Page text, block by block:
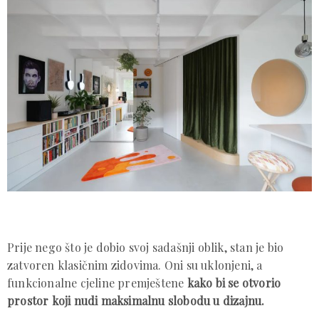
Prije nego što je dobio svoj sadašnji oblik, stan je bio
zatvoren klasičnim zidovima. Oni su uklonjeni, a
funkcionalne cjeline premještene kako bi se otvorio
prostor koji nudi maksimalnu slobodu u dizajnu.